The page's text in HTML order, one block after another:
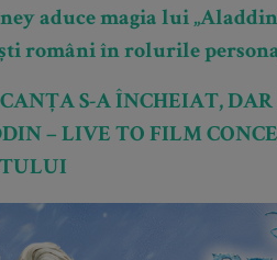
aduce magia lui
români în rolurile
S-A ÎNCHEIAT,
– LIVE TO FILM